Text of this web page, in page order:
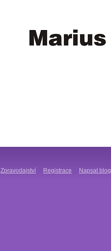
Zpravodajství Registrace Napsat blog